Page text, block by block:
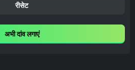
रीसेट
अभी दांव लगाएं